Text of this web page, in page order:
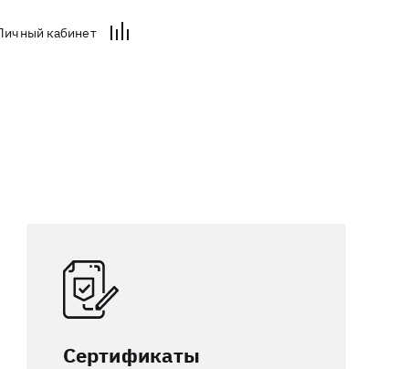
кабинет
Сертификаты